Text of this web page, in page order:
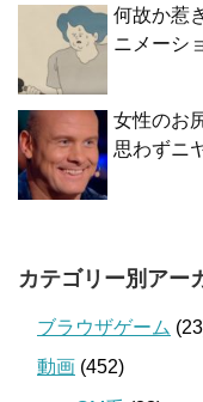
何故か惹
ニメーシ
女性のお
思わずニ
カテゴリー別アー
ブラウザゲーム
動画 (452)